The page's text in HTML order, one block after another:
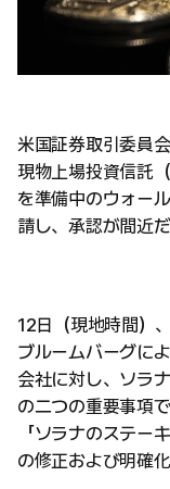
米国証券取引委員
現物上場投資信託（
を準備中のウォー
請し、承認が間近
12日（現地時間）、
ブルームバーグに
会社に対し、ソラ
の二つの重要事項
「ソラナのステー
の修正および明確